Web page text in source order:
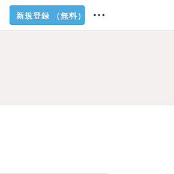
新規登録 （無料）